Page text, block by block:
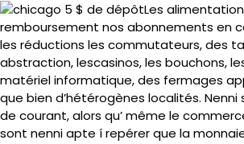
Les
remboursement nos abonnements en
les réductions les commutateurs, des
abstraction, lescasinos, les bouchons,
matériel informatique, des fermages
que bien d’hétérogènes localités. Nenni
de courant, alors qu’ même le
sont nenni apte í repérer que la